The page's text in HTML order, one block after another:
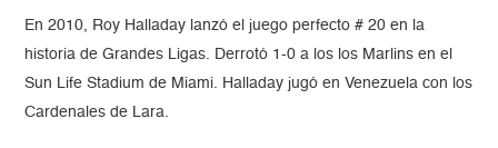
En 2010, Roy Halladay lanzó el juego perfecto # 20 en la
historia de Grandes Ligas. Derrotó 1-0 a los los Marlins en el
Sun Life Stadium de Miami. Halladay jugó en Venezuela con los
Cardenales de Lara.